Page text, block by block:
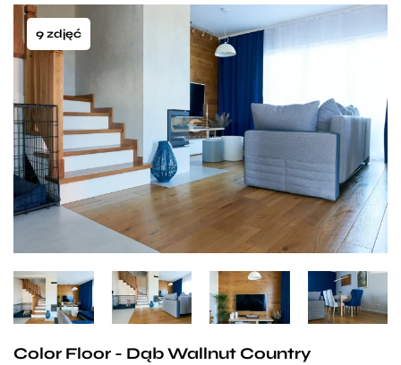
9 zdjęć
Color Floor - Dąb Wallnut Country